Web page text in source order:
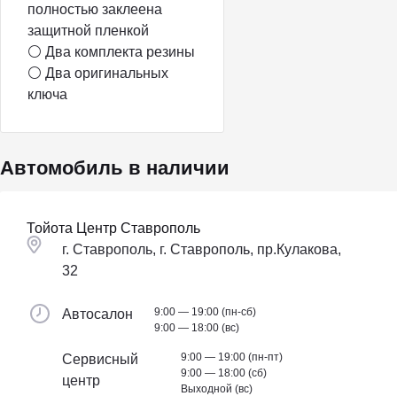
полностью заклеена
защитной пленкой
⚪️ Два комплекта резины
⚪️ Два оригинальных
ключа
Автомобиль в наличии
Тойота Центр Ставрополь
г. Ставрополь, г. Ставрополь, пр.Кулакова,
32
Автосалон
9:00 — 19:00 (пн-сб)
9:00 — 18:00 (вс)
Сервисный
центр
9:00 — 19:00 (пн-пт)
9:00 — 18:00 (сб)
Выходной (вс)